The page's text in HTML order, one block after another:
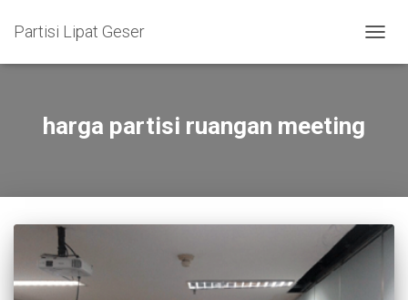
Partisi Lipat Geser
harga partisi ruangan meeting